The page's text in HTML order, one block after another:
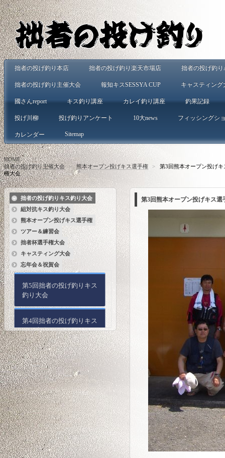
拙者の投げ釣り本店 拙者の投げ釣り楽天市場店 拙者の投げ釣り
拙者の投げ釣り主催大会 報知キスSESSYA CUP キャスティング
國さんreport キス釣り講座 カレイ釣り講座 釣果記録
投げ川柳 投げ釣りアンケート 10大news フィッシングシ
カレンダー Sitemap
HOME>
拙者の投げ釣り主催大会 > 熊本オープン投げキス選手権 >
第3回熊本オープン投げキ
権大会
第3回熊本オープン投げキス選
拙者の投げ釣りキス釣り大会
組対抗キス釣り大会
熊本オープン投げキス選手権
ツアー＆練習会
拙者杯選手権大会
キャスティング大会
忘年会＆祝賀会
第5回拙者の投げ釣りキス
釣り大会
第4回拙者の投げ釣りキス
釣り大会
第3回拙者の投げ釣りキス
釣り大会
第2回拙者の投げ釣りキス
釣り大会
第1回拙者の投げ釣りキス
釣り大会